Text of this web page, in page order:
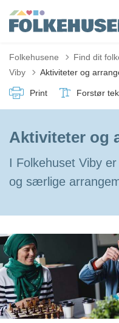
Folkehusene Find dit
Viby
Aktiviteter og
Print Forstør
Aktiviteter og
I Folkehuset Viby
og særlige